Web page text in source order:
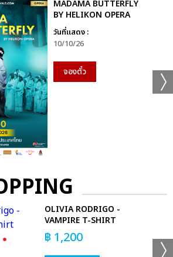
MADAMA BUTTERFLY
BY HELIKON OPERA
วันที่แสดง :
10/10/26
จองตั๋ว
OLIVIA RODRIGO -
VAMPIRE T-SHIRT
฿ 1,200